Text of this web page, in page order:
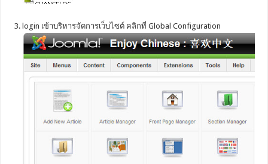
login เข้าบริหารจัดการเว็บไซต์ คลิกที่ Global Configuration